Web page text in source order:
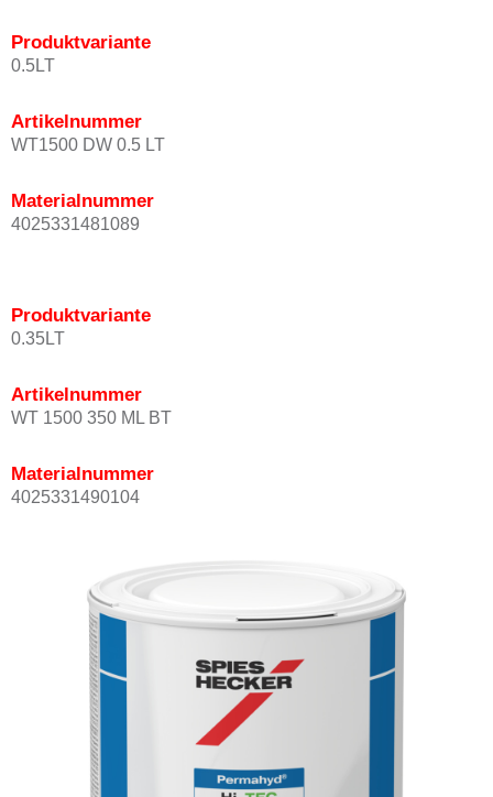
Produktvariante
0.5LT
Artikelnummer
WT1500 DW 0.5 LT
Materialnummer
4025331481089
Produktvariante
0.35LT
Artikelnummer
WT 1500 350 ML BT
Materialnummer
4025331490104